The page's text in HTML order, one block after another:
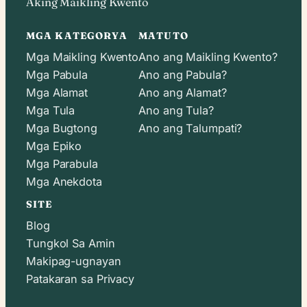
MGA KATEGORYA
Mga Maikling Kwento
Mga Pabula
Mga Alamat
Mga Tula
Mga Bugtong
Mga Epiko
Mga Parabula
Mga Anekdota
MATUTO
Ano ang Maikling Kwento?
Ano ang Pabula?
Ano ang Alamat?
Ano ang Tula?
Ano ang Talumpati?
SITE
Blog
Tungkol Sa Amin
Makipag-ugnayan
Patakaran sa Privacy